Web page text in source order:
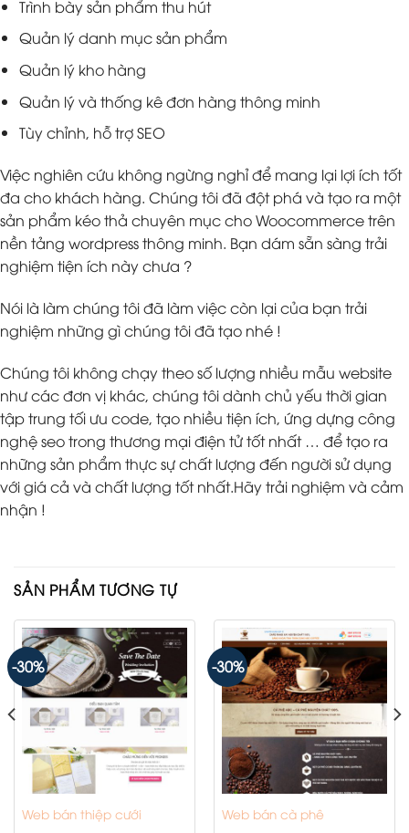
Trình bày sản phẩm thu hút
Quản lý danh mục sản phẩm
Quản lý kho hàng
Quản lý và thống kê đơn hàng thông minh
Tùy chỉnh, hỗ trợ SEO
Việc nghiên cứu không ngừng nghỉ để mang lại lợi ích tốt
đa cho khách hàng. Chúng tôi đã đột phá và tạo ra một
sản phẩm kéo thả chuyên mục cho Woocommerce trên
nền tảng wordpress thông minh. Bạn dám sẵn sàng trải
nghiệm tiện ích này chưa ?
Nói là làm chúng tôi đã làm việc còn lại của bạn trải
nghiệm những gì chúng tôi đã tạo nhé !
Chúng tôi không chạy theo số lượng nhiều mẫu website
như các đơn vị khác, chúng tôi dành chủ yếu thời gian
tập trung tối ưu code, tạo nhiều tiện ích, ứng dựng công
nghệ seo trong thương mại điện tử tốt nhất … để tạo ra
những sản phẩm thực sự chất lượng đến người sử dụng
với giá cả và chất lượng tốt nhất.Hãy trải nghiệm và cảm
nhận !
SẢN PHẨM TƯƠNG TỰ
-30%
Web bán thiệp cưới
-30%
Web bán cà phê